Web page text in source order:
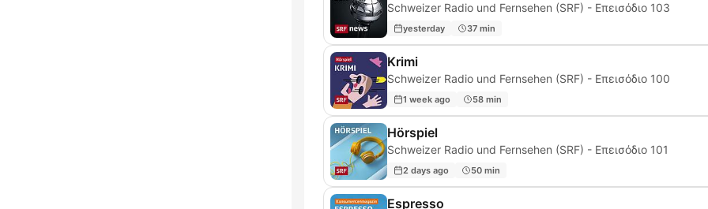
Schweizer Radio und Fernsehen (SRF) - Επεισόδιο 103
yesterday 37 min
Krimi
Schweizer Radio und Fernsehen (SRF) - Επεισόδιο 100
1 week ago 58 min
Hörspiel
Schweizer Radio und Fernsehen (SRF) - Επεισόδιο 101
2 days ago 50 min
Espresso